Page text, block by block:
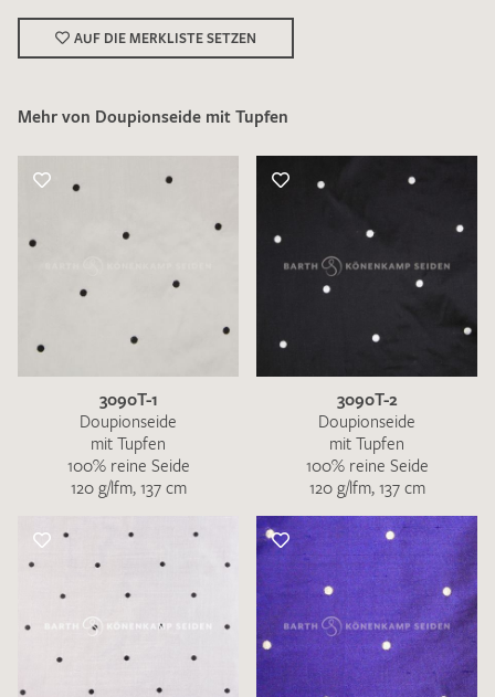
DieDatenschutzbestimmungenhabe ich zur Kenntnis
genommen und akzeptiere diese.
AUF DIE MERKLISTE SETZEN
Mehr von Doupionseide mit Tupfen
3090T-1
Doupionseide
mit Tupfen
100% reine Seide
120 g/lfm, 137 cm
3090T-2
Doupionseide
mit Tupfen
100% reine Seide
120 g/lfm, 137 cm